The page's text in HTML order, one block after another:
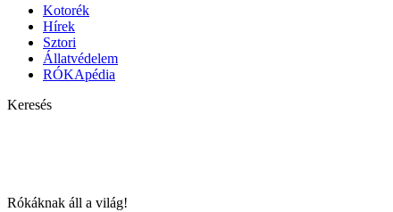
Kotorék
Hírek
Sztori
Állatvédelem
RÓKApédia
Keresés
Rókáknak áll a világ!